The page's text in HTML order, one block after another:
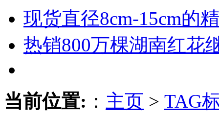
现货直径8cm-15cm的
热销800万棵湖南红花
当前位置: ： 主页 > TAG